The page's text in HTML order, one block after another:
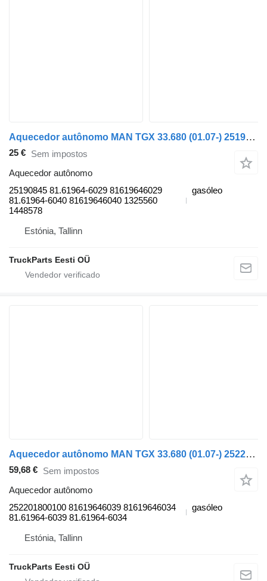
Aquecedor autônomo MAN TGX 33.680 (01.07-) 25190845 para camião tractor MAN TGL, TGM, TGS, TGX (2005-2021)
25 € Sem impostos
Aquecedor autônomo
25190845 81.61964-6029 81619646029
81.61964-6040 81619646040 1325560
1448578
gasóleo
Estónia, Tallinn
TruckParts Eesti OÜ
Aquecedor autônomo MAN TGX 33.680 (01.07-) 252201800100 para camião tractor MAN TGL, TGM, TGS, TGX (2005-2021)
59,68 € Sem impostos
Aquecedor autônomo
252201800100 81619646039 81619646034
81.61964-6039 81.61964-6034
gasóleo
Estónia, Tallinn
TruckParts Eesti OÜ